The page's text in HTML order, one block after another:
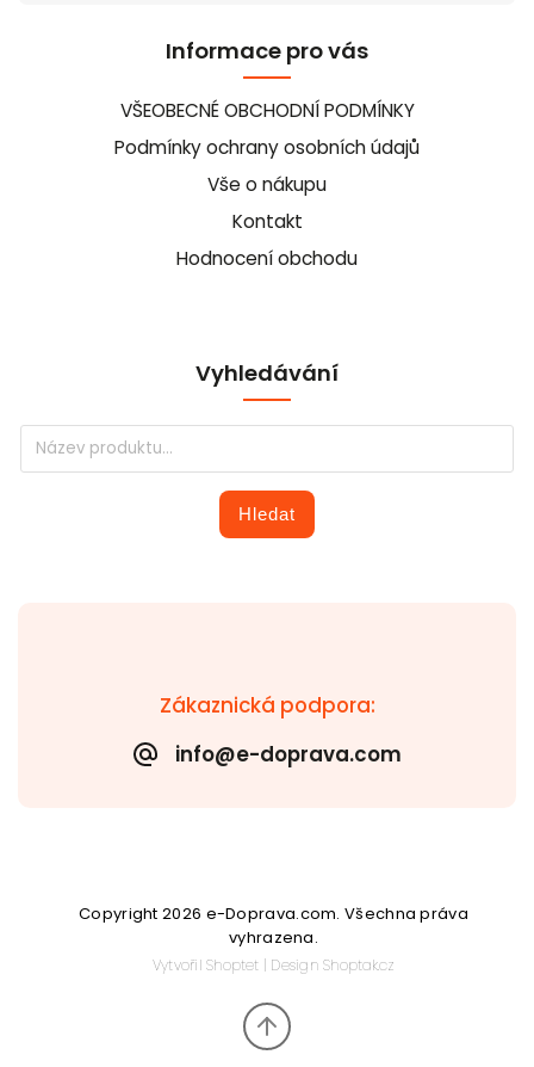
Zákaznická podpora:
info@e-doprava.com
Informace pro vás
VŠEOBECNÉ OBCHODNÍ PODMÍNKY
Podmínky ochrany osobních údajů
Vše o nákupu
Kontakt
Hodnocení obchodu
Vyhledávání
Hledat
Copyright 2026 e-Doprava.com. Všechna práva
vyhrazena.
VytvořilShoptet | DesignShoptak.cz